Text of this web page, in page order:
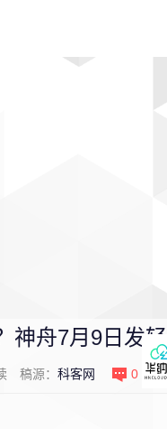
神舟7月9日发
稿源： 科客网 0 条